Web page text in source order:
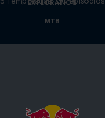
EXPLORATION
MTB